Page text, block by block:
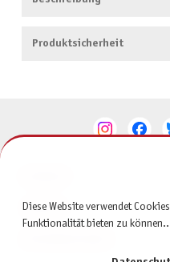
Produktsicherheit
SERVICE
Diese Website verwendet
Funktionalität bieten zu